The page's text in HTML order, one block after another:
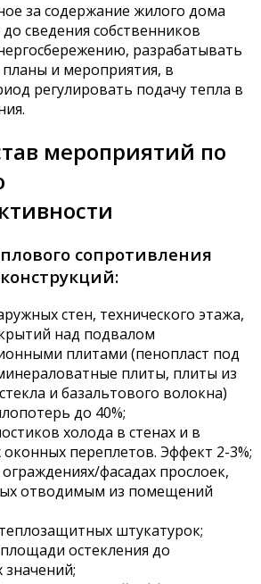
за содержание жилого дома
сведения собственников
разрабатывать
и мероприятия, в
регулировать подачу тепла в
мероприятий по
сопротивления
стен, технического этажа,
над подвалом
плитами (пенопласт под
плиты, плиты из
и базальтового волокна)
до 40%;
холода в стенах и в
переплетов. Эффект 2-3%;
фасадах прослоек,
отводимым из помещений
штукатурок;
остекления до